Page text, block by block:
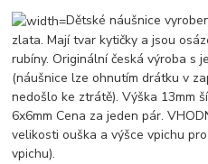
Dětské náušnice
zlata. Mají tvar kytičky a jsou
rubíny. Originální česká výroba s
(náušnice lze ohnutím drátku v
nedošlo ke ztrátě). Výška 13mm
6x6mm Cena za jeden pár.
velikosti ouška a výšce vpichu
vpichu).